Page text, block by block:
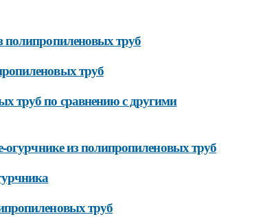
полипропиленовых труб
труб
труб по сравнению с другими
огурчнике из полипропиленовых труб
труб